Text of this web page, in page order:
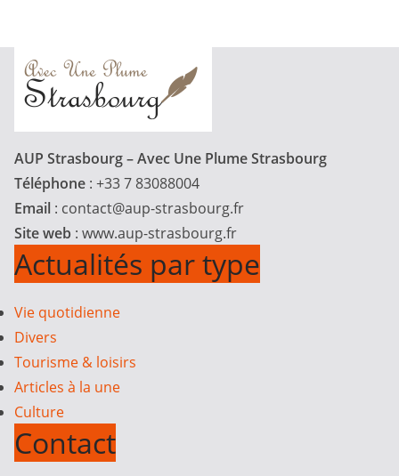
AUP Strasbourg – Avec Une Plume Strasbourg
Téléphone : +33 7 83088004
Email : contact@aup-strasbourg.fr
Site web : www.aup-strasbourg.fr
Actualités par type
Vie quotidienne
Divers
Tourisme & loisirs
Articles à la une
Culture
Contact